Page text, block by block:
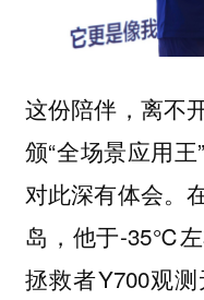
这份陪伴，离不
颁“全场景应用
对此深有体会。
岛，他于-35℃
拯救者Y700观